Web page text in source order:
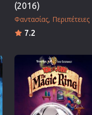
(2016)
Φαντασίας Περιπέτειες
7.2